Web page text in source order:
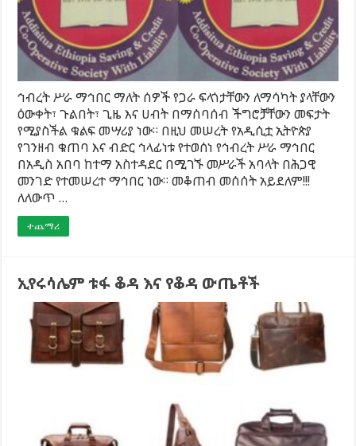
ኅብረት ሥራ ማኅበር ማለት ሰዎች የጋራ ፍላጎታቸውን ለማሳካት ያላቸውን
ዕውቀት፣ ጉልበት፣ ጊዜ እና ሀብት በማሰባሰብ ችግሮቻቸውን መፍታት
የሚያስችል ቁልፍ መሣሪያ ነው። በዚህ መሠረት የአዲሲቷ ኢትዮጵያ
የገንዘብ ቁጠባ እና ብድር ኅላፊነቱ የተወሰነ የኅብረት ሥራ ማኅበር
በአዲስ አበባ ከተማ አስተዳደር በሚገኙ መሥራች አባላት በሕጋዊ
መንገድ የተመሠረተ ማኅበር ነው። መቆጠብ መሰሰት አይደለም!!!
ለለውጥ …
ተጨማሪ
ኢየሩሳሌም ቱፋ ቆዳ እና የቆዳ ውጤቶች